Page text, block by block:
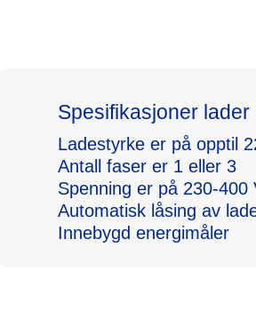
Spesifikasjoner lader
Ladestyrke er på opptil
Antall faser er 1 eller 3
Spenning er på 230-400
Automatisk låsing av
Innebygd energimåler